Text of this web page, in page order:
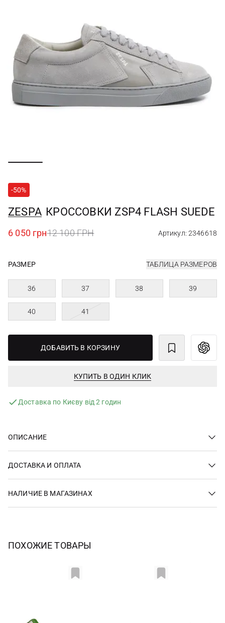
-50%
ZESPA КРОССОВКИ ZSP4 FLASH SUEDE
6 050 грн12 100 ГРН Артикул: 2346618
РАЗМЕР ТАБЛИЦА РАЗМЕРОВ
36 37 38 39
40 41
ДОБАВИТЬ В КОРЗИНУ
КУПИТЬ В ОДИН КЛИК
Доставка по Києву від 2 годин
ОПИСАНИЕ
ДОСТАВКА И ОПЛАТА
НАЛИЧИЕ В МАГАЗИНАХ
ПОХОЖИЕ ТОВАРЫ